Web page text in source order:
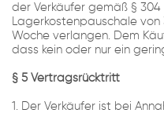
der Verkäufer gemäß § 304
Lagerkostenpauschale
Woche verlangen. Dem
dass kein oder nur ein
§ 5 Vertragsrücktritt
1. Der Verkäufer ist bei